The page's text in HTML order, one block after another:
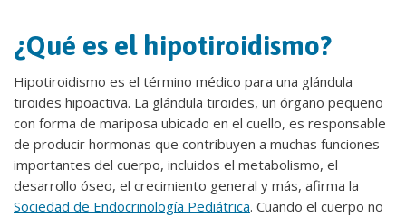
¿Qué es el hipotiroidismo?
Hipotiroidismo es el término médico para una glándula
tiroides hipoactiva. La glándula tiroides, un órgano pequeño
con forma de mariposa ubicado en el cuello, es responsable
de producir hormonas que contribuyen a muchas funciones
importantes del cuerpo, incluidos el metabolismo, el
desarrollo óseo, el crecimiento general y más, afirma la
Sociedad de Endocrinología Pediátrica. Cuando el cuerpo no